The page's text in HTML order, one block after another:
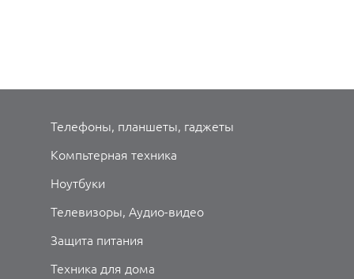
Телефоны, планшеты, гаджеты
Компьтерная техника
Ноутбуки
Телевизоры, Аудио-видео
Защита питания
Техника для дома